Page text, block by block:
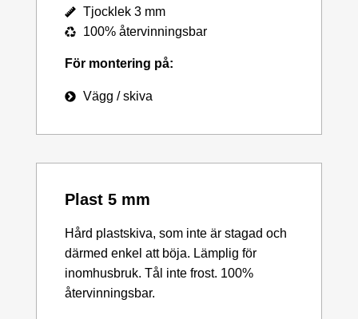
Tjocklek 3 mm
100% återvinningsbar
För montering på:
Vägg / skiva
Plast 5 mm
Hård plastskiva, som inte är stagad och
därmed enkel att böja. Lämplig för
inomhusbruk. Tål inte frost. 100%
återvinningsbar.